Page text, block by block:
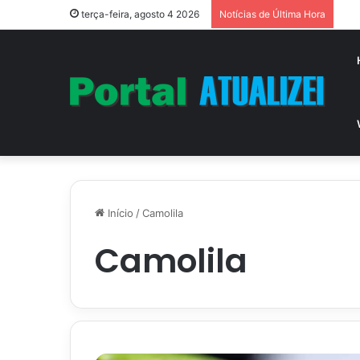
terça-feira, agosto 4 2026 Notícias de Última Hora
Início /Camolila
Camolila